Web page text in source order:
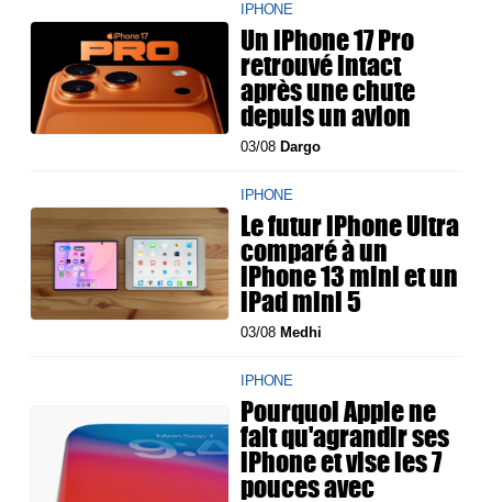
IPHONE
Un iPhone 17 Pro
retrouvé intact
après une chute
depuis un avion
03/08 Dargo
IPHONE
Le futur iPhone Ultra
comparé à un
iPhone 13 mini et un
iPad mini 5
03/08 Medhi
IPHONE
Pourquoi Apple ne
fait qu'agrandir ses
iPhone et vise les 7
pouces avec